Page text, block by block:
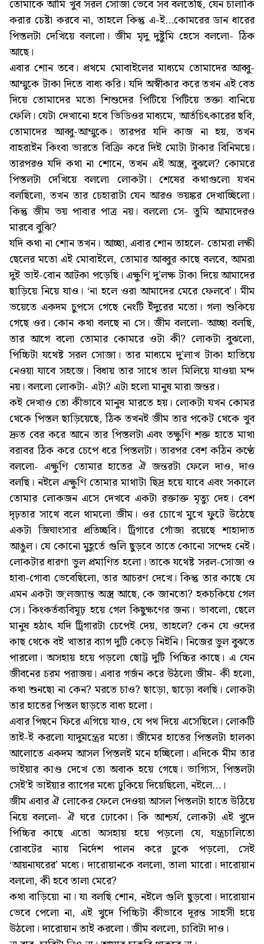
তোমাকে আমি খুব সরল সোজা ভেবে সব বলতেছি, যেন চালাকি
করার চেষ্টা করবে না, তাহলে কিন্তু এ-ই…কোমরের ডান ধারের
পিস্তলটা দেখিয়ে বললো। জীম মৃদু দুষ্টুমি হেসে বললো- ঠিক
আছে।
এবার শোন তবে। প্রথমে মোবাইলের মাধ্যমে তোমাদের আব্বু-
আম্মুকে টাকা দিতে বাধ্য করি। যদি অস্বীকার করে তখন এই বেত
দিয়ে তোমাদের মতো শিশুদের পিটিয়ে পিটিয়ে তক্তা বানিয়ে
ফেলি। যেটা দেখানো হবে ভিডিওর মাধ্যমে, আর্তচিৎকারের ছবি,
তোমাদের আব্বু-আম্মুকে। তারপর যদি কাজ না হয়, তখন
বাহরাইন কিংবা ভারতে বিক্রি করে দিই মোটা টাকার বিনিময়ে।
তারপরও যদি কথা না শোনে, তখন এই অস্ত্র, বুঝলে? কোমরে
পিস্তলটা দেখিয়ে বললো লোকটা। শেষের কথাগুলো যখন
বলছিলো, তখন তার চেহারাটা যেন আরও ভয়ঙ্কর দেখাচ্ছিলো।
কিন্তু জীম ভয় পাবার পাত্র নয়। বললো সে- তুমি আমাদেরও
মারবে বুঝি?
যদি কথা না শোন তখন। আচ্ছা, এবার শোন তাহলে- তোমরা লক্ষী
ছেলের মতো এই মোবাইলে, তোমার আব্বুর কাছে বলবে, আমরা
দুই ভাই-বোন আটকা পড়েছি। এক্ষুণি দু’লক্ষ টাকা দিয়ে আমাদের
ছাড়িয়ে নিয়ে যাও। ‘না হলে ওরা আমাদের মেরে ফেলবে’। মীম
ভয়েতে একদম চুপসে গেছে নেংটি ইঁদুরের মতো। গলা শুকিয়ে
গেছে ওর। কোন কথা বলছে না সে। জীম বললো- আচ্ছা বলছি,
তার আগে বলো তোমার কোমরে ওটা কী? লোকটা বুঝলো,
পিচ্চিটা যথেষ্ট সরল সোজা। তার মাধ্যমে দু’লাখ টাকা হাতিয়ে
নেওয়া যাবে সহজে। বিধায় তার সাথে তাল মিলিয়ে যাওয়া মন্দ
নয়। বললো লোকটা- এটা? এটা হলো মানুষ মারা জন্তর।
কই দেখাও তো কীভাবে মানুষ মারতে হয়। লোকটা যখন কোমর
থেকে পিস্তল ছাড়িয়েছে, ঠিক তখনই জীম তার পকেট থেকে খুব
দ্রুত বের করে আনে তার পিস্তলটা এবং তক্ষুণি শক্ত হাতে মাথা
বরাবর ঠিক করে চেপে ধরে পিস্তলটা। তারপর বেশ কঠিন কণ্ঠে
বললো- এক্ষুণি তোমার হাতের ঐ জন্তরটা ফেলে দাও, দাও
বলছি। নইলে এক্ষুণি তোমার মাথাটা ছিদ্র হয়ে যাবে এবং সকালে
তোমার লোকজন এসে দেখবে একটা রক্তাক্ত মৃত্যু দেহ। বেশ
দৃঢ়তার সাথে বলে থামলো জীম। ওর চোখে মুখে ফুটে উঠেছে
একটা জিঘাংসার প্রতিচ্ছবি। ট্রিগারে গোঁজা রয়েছে শাহাদাত
আঙুল। যে কোনো মুহূর্তে গুলি ছুড়বে তাতে কোনো সন্দেহ নেই।
লোকটার ধারণা ভুল প্রমাণিত হলো। তাকে যথেষ্ট সরল-সোজা ও
হাবা-গোবা ভেবেছিলো, তার আচরণ দেখে। কিন্তু তার কাছে যে
এমন একটা জ¦লজ্যান্ত অস্ত্র আছে, কে জানতো? হকচকিয়ে গেল
সে। কিংকর্তব্যবিমূঢ় হয়ে গেল কিছুক্ষণের জন্য। ভাবলো, ছেলে
মানুষ হঠাৎ যদি ট্রিগারটা চেপেই দেয়, তাহলে? কেন যে ওদের
কাছ থেকে বই খাতার ব্যাগ দুটি কেড়ে নিইনি। নিজের ভুল বুঝতে
পারলো। অসহায় হয়ে পড়লো ছোট্ট দুটি পিচ্চির কাছে। এ যেন
জীবনের চরম পরাজয়। এবার গর্জন করে উঠলো জীম- কী হলো,
কথা শুনছো না কেন? মরতে চাও? ছাড়ো, ছাড়ো বলছি। লোকটা
তার হাতের পিস্তল ছাড়তে বাধ্য হলো।
এবার পিছনে ফিরে এগিয়ে যাও, যে পথ দিয়ে এসেছিলে। লোকটি
তাই-ই করলো যাদুমন্ত্রের মতো। জীমের হাতের পিস্তলটা হালকা
আলোতে একদম আসল পিস্তলই মনে হচ্ছিলো। এদিকে মীম তার
ভাইয়ার কাণ্ড দেখে তো অবাক হয়ে গেছে। ভাগ্যিস, পিস্তলটা
সেই’ই ভাইয়ার ব্যাগের মধ্যে ঢুকিয়ে দিয়েছিলো, নইলে…।
জীম এবার ঐ লোকের ফেলে দেওয়া আসল পিস্তলটা হাতে উঠিয়ে
নিয়ে বললো- ঐ ঘরে ঢোকো। কি আশ্চর্য, লোকটা এই খুদে
পিচ্চির কাছে এতো অসহায় হয়ে পড়লো যে, যন্ত্রচালিতো
রোবটের ন্যায় নির্দেশ পালন করে ঢুকে পড়লো, সেই
‘আয়নাঘরের’ মধ্যে। দারোয়ানকে বললো, তালা মারো। দারোয়ান
বললো, কী হবে তালা মেরে?
কথা বাড়িয়ো না। যা বলছি শোন, নইলে গুলি ছুড়বো। দারোয়ান
ভেবে পেলো না, এই খুদে পিচ্চিটা কীভাবে দূরন্ত সাহসী হয়ে
উঠলো। দারোয়ান তাই করলো। জীম বললো, চাবিটা দাও।